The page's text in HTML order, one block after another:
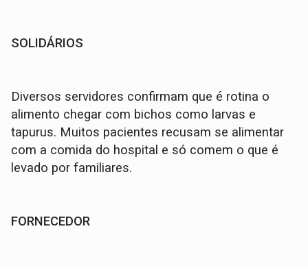
SOLIDÁRIOS
Diversos servidores confirmam que é rotina o
alimento chegar com bichos como larvas e
tapurus. Muitos pacientes recusam se alimentar
com a comida do hospital e só comem o que é
levado por familiares.
FORNECEDOR